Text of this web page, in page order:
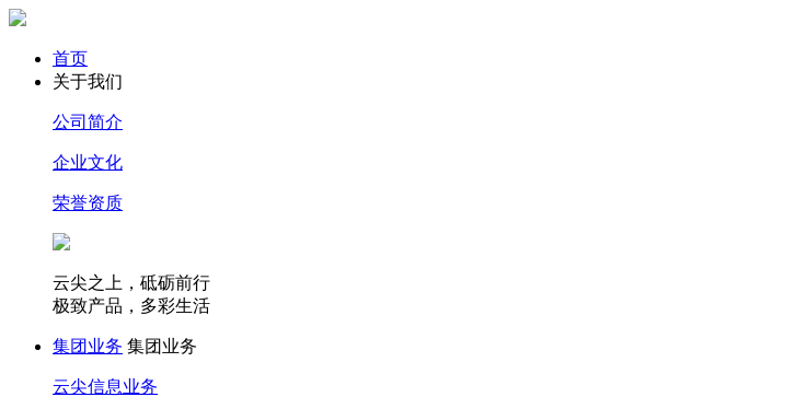
首页
关于我们
公司简介
企业文化
荣誉资质
云尖之上，砥砺前行
极致产品，多彩生活
集团业务 集团业务
云尖信息业务